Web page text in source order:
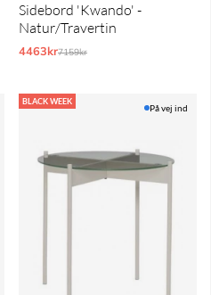
Sidebord 'Kwando' -
Natur/Travertin
4463krNormalpris:
7159kr
BLACK WEEK
På vej ind